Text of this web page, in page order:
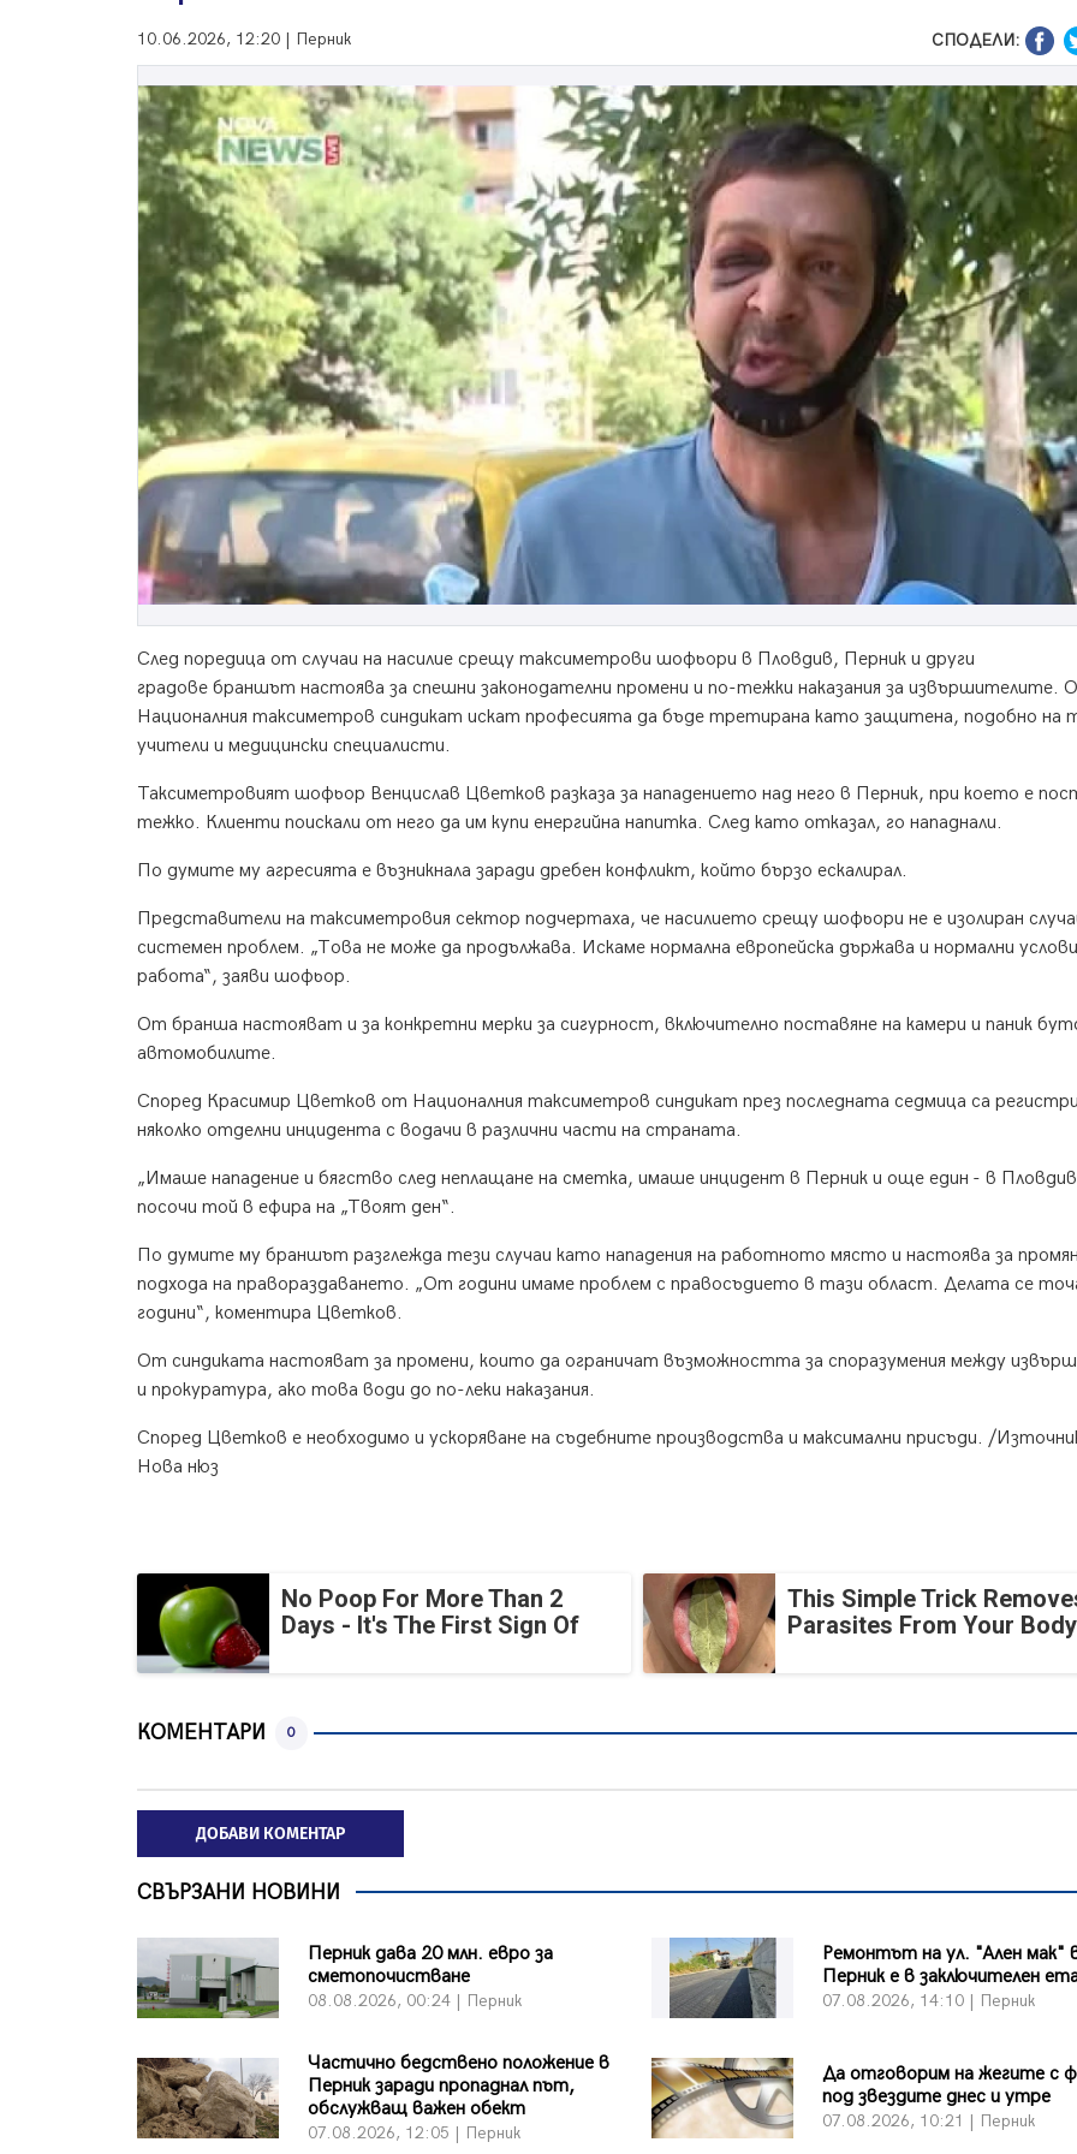
10.06.2026, 12:20 | Перник СПОДЕЛИ:
След поредица от случаи на насилие срещу таксиметрови шофьори в Пловдив, Перник и други
градове браншът настоява за спешни законодателни промени и по-тежки наказания за извършителите.
Националния таксиметров синдикат искат професията да бъде третирана като защитена, подобно на
учители и медицински специалисти.
Таксиметровият шофьор Венцислав Цветков разказа за нападението над него в Перник, при което е
тежко. Клиенти поискали от него да им купи енергийна напитка. След като отказал, го нападнали.
По думите му агресията е възникнала заради дребен конфликт, който бързо ескалирал.
Представители на таксиметровия сектор подчертаха, че насилието срещу шофьори не е изолиран
системен проблем. „Това не може да продължава. Искаме нормална европейска държава и нормални
работа“, заяви шофьор.
От бранша настояват и за конкретни мерки за сигурност, включително поставяне на камери и паник
автомобилите.
Според Красимир Цветков от Националния таксиметров синдикат през последната седмица са
няколко отделни инцидента с водачи в различни части на страната.
„Имаше нападение и бягство след неплащане на сметка, имаше инцидент в Перник и още един - в
посочи той в ефира на „Твоят ден“.
По думите му браншът разглежда тези случаи като нападения на работното място и настоява за
подхода на правораздаването. „От години имаме проблем с правосъдието в тази област. Делата се
години“, коментира Цветков.
От синдиката настояват за промени, които да ограничат възможността за споразумения между
и прокуратура, ако това води до по-леки наказания.
Според Цветков е необходимо и ускоряване на съдебните производства и максимални присъди. /
Нова нюз
No Poop For More Than 2
Days - It's The First Sign Of
This Simple Trick
Parasites From Your
КОМЕНТАРИ 0
ДОБАВИ КОМЕНТАР
СВЪРЗАНИ НОВИНИ
Перник дава 20 млн. евро за
сметопочистване
08.08.2026, 00:24 | Перник
Ремонтът на ул. "Ален мак"
Перник е в заключителен
07.08.2026, 14:10 | Перник
Частично бедствено положение в
Перник заради пропаднал път,
обслужващ важен обект
07.08.2026, 12:05 | Перник
Да отговорим на жегите с
под звездите днес и утре
07.08.2026, 10:21 | Перник